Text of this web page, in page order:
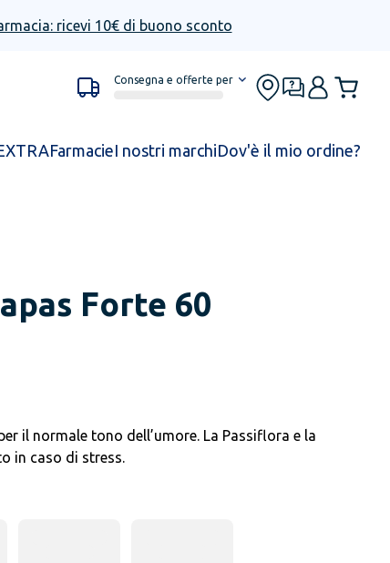
ricevi 10€ di buono sconto
Consegna e offerte per
FarmacieI nostri marchiDov'è il mio ordine?
Forte 60
il normale tono dell’umore. La Passiflora e la
in caso di stress.